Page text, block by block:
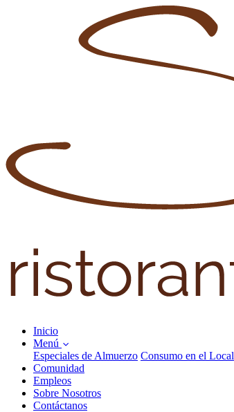
Inicio
Menú
Especiales de Almuerzo Consumo en el Local
Comunidad
Empleos
Sobre Nosotros
Contáctanos